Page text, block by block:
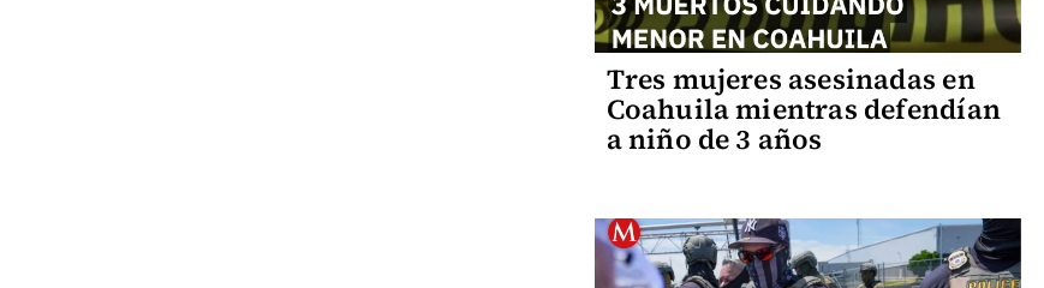
Tres mujeres asesinadas en
Coahuila mientras defendían
a niño de 3 años